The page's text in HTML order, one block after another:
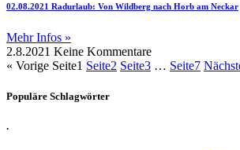
02.08.2021 Radurlaub: Von Wildberg nach Horb am Neckar
Mehr Infos »
2.8.2021 Keine Kommentare
« Vorige Seite1 Seite2 Seite3 … Seite7
Populäre Schlagwörter
.